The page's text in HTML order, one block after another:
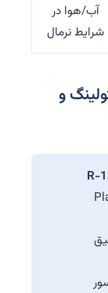
آب/هوا در
نرمال
و